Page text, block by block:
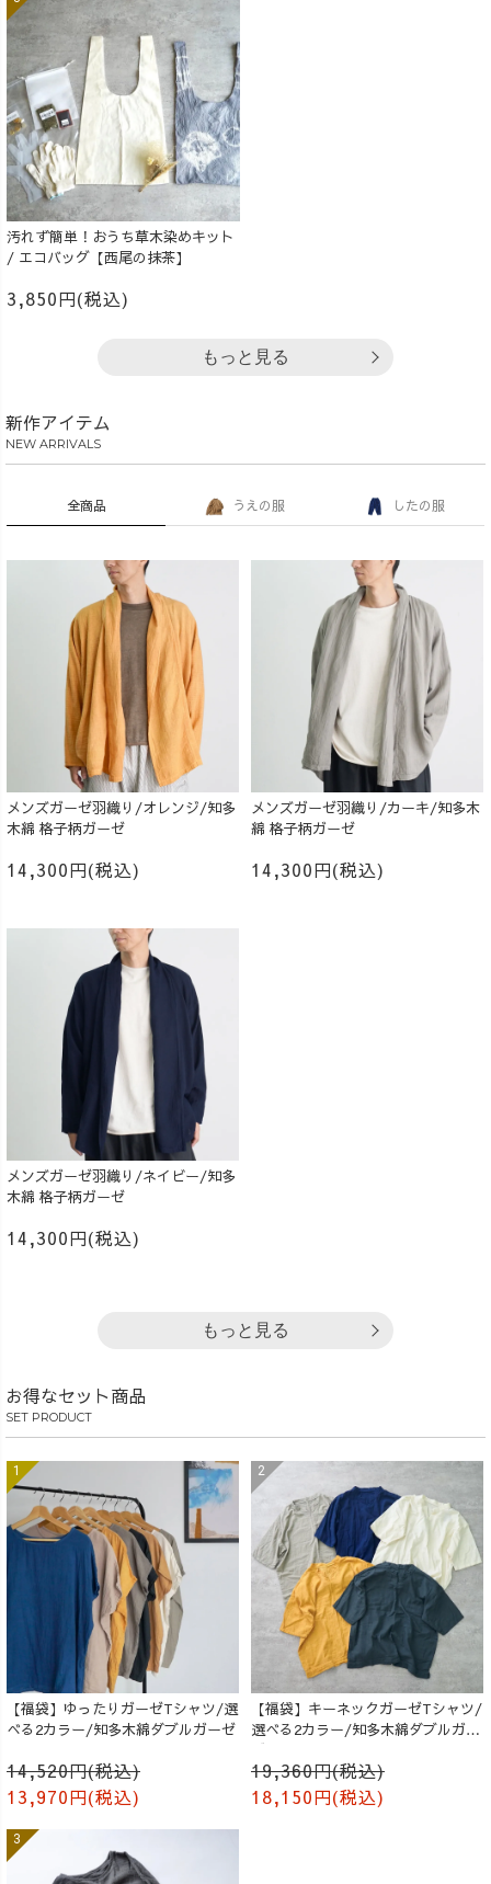
汚れず簡単！おうち草木染めキット
/ エコバッグ【西尾の抹茶】
3,850円(税込)
もっと見る
新作アイテム
NEW ARRIVALS
全商品 うえの服 したの服
メンズガーゼ羽織り/オレンジ/知多
木綿 格子柄ガーゼ
14,300円(税込)
メンズガーゼ羽織り/カーキ/知多木
綿 格子柄ガーゼ
14,300円(税込)
メンズガーゼ羽織り/ネイビー/知多
木綿 格子柄ガーゼ
14,300円(税込)
もっと見る
お得なセット商品
SET PRODUCT
【福袋】ゆったりガーゼTシャツ/選
べる2カラー/知多木綿ダブルガーゼ
14,520円(税込)
13,970円(税込)
【福袋】キーネックガーゼTシャツ/
選べる2カラー/知多木綿ダブルガー
ゼ
19,360円(税込)
18,150円(税込)